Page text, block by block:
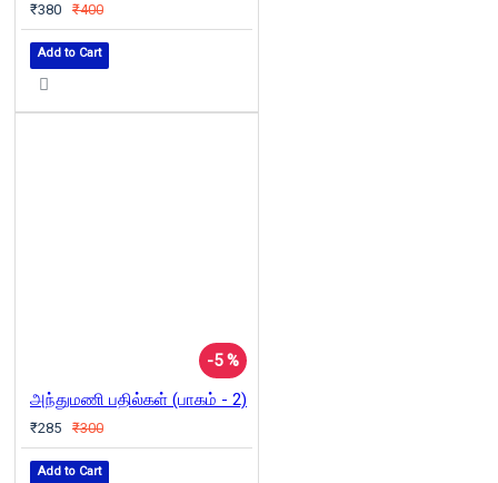
₹380 ₹400
Add to Cart
-5 %
அந்துமணி பதில்கள் (பாகம் - 2)
₹285 ₹300
Add to Cart